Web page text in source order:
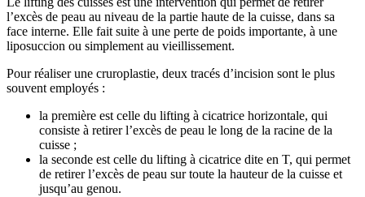
l’excès de peau au niveau de la partie haute de la cuisse, dans sa
face interne. Elle fait suite à une perte de poids importante, à une
liposuccion ou simplement au vieillissement.
Pour réaliser une cruroplastie, deux tracés d’incision sont le plus
souvent employés :
la première est celle du lifting à cicatrice horizontale, qui
consiste à retirer l’excès de peau le long de la racine de la
cuisse ;
la seconde est celle du lifting à cicatrice dite en T, qui permet
de retirer l’excès de peau sur toute la hauteur de la cuisse et
jusqu’au genou.